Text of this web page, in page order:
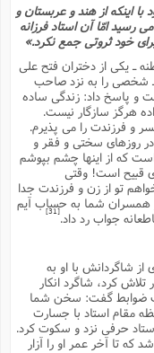
اینکه از هند و عربستان و
رسید امّا آن استاد فرزانه
خود ثروتى جمع نکرد.»
ـ یکى از دختران فتح على
شخصى را به نزد صاحب
و پاسخ داد: زندگى ساده
هرگز سازگار نیست.
و فرزندت را مى پذیرم.
روزهاى سختى و فقر و
که از اینها چشم بپوشم
قبیح است! وقتى
تو از زن و فرزندت جدا
همسران شما به حساب آیم
جواب رد داد.
شاگردانش با او به
کرد، شاگرد انکار
ضوابط گفت: سخن شما
مقام استاد با جسارت
حرفى نزد و سکوت کرد.
که تا آخر عمر او را آزار